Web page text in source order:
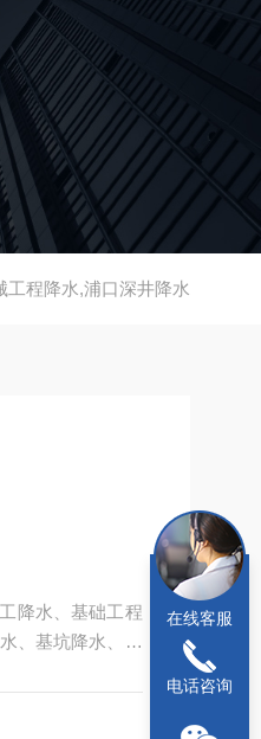
工程降水,浦口深井降水
降水、基础工程
、基坑降水、深
在线客服
电话咨询